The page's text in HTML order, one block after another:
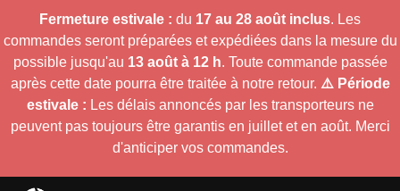
Fermeture estivale : du 17 au 28 août inclus. Les
commandes seront préparées et expédiées dans la mesure du
possible jusqu'au 13 août à 12 h. Toute commande passée
après cette date pourra être traitée à notre retour. ⚠️ Période
estivale : Les délais annoncés par les transporteurs ne
peuvent pas toujours être garantis en juillet et en août. Merci
d'anticiper vos commandes.